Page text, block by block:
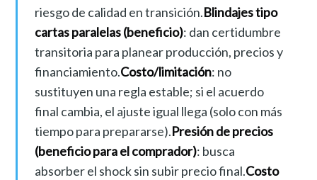
riesgo de calidad en transición.Blindajes tipo
cartas paralelas (beneficio): dan certidumbre
transitoria para planear producción, precios y
financiamiento.Costo/limitación: no
sustituyen una regla estable; si el acuerdo
final cambia, el ajuste igual llega (solo con más
tiempo para prepararse).Presión de precios
(beneficio para el comprador): busca
absorber el shock sin subir precio final.Costo